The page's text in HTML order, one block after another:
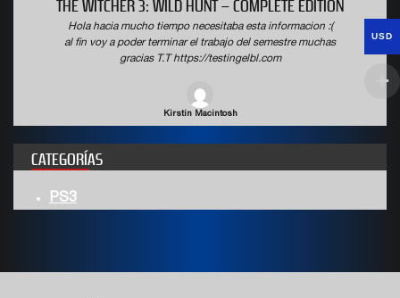
THE WITCHER 3: WILD HUNT – COMPLETE EDITION
Hola hacia mucho tiempo necesitaba esta informacion :(
al fin voy a poder terminar el trabajo del semestre muchas
gracias T.T https://testingelbl.com
Kirstin Macintosh
CATEGORÍAS
PS3
USD